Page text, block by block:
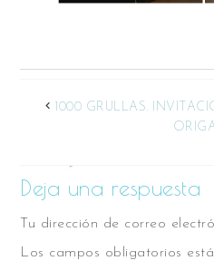
1000 GRULLAS.
Deja una respuesta
Tu dirección de correo
Los campos obligatorios